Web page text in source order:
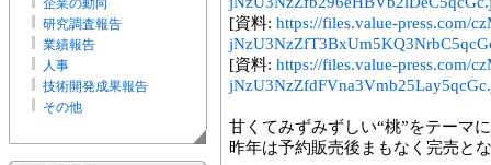
企業の動向
研究調査報告
業績報告
人事
技術開発成果報告
その他
[資料: https://files.value-press.com/
[資料: https://files.value-press.com/
甘くてみずみずしい“桃”をテーマ
昨年は予約販売後まもなく完売と